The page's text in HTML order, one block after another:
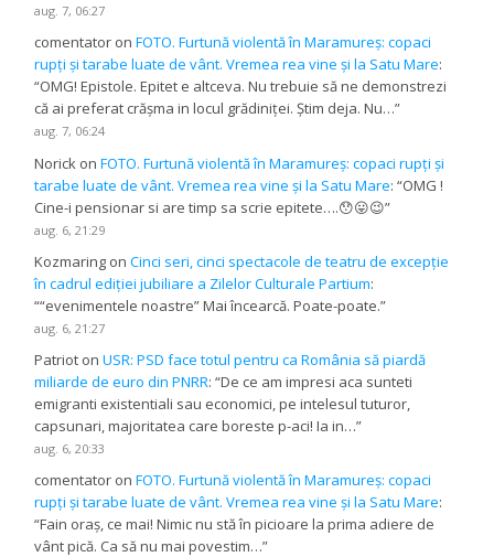
aug. 7, 06:27
comentator onFOTO. Furtună violentă în Maramureș: copaci
rupți și tarabe luate de vânt. Vremea rea vine și la Satu Mare:
“OMG! Epistole. Epitet e altceva. Nu trebuie să ne demonstrezi
că ai preferat crășma in locul grădiniței. Știm deja. Nu…”
aug. 7, 06:24
Norick onFOTO. Furtună violentă în Maramureș: copaci rupți și
tarabe luate de vânt. Vremea rea vine și la Satu Mare: “OMG !
Cine-i pensionar si are timp sa scrie epitete….😯😛😉”
aug. 6, 21:29
Kozmaring onCinci seri, cinci spectacole de teatru de excepție
în cadrul ediției jubiliare a Zilelor Culturale Partium:
““evenimentele noastre” Mai încearcă. Poate-poate.”
aug. 6, 21:27
Patriot onUSR: PSD face totul pentru ca România să piardă
miliarde de euro din PNRR: “De ce am impresi aca sunteti
emigranti existentiali sau economici, pe intelesul tuturor,
capsunari, majoritatea care boreste p-aci! Ia in…”
aug. 6, 20:33
comentator onFOTO. Furtună violentă în Maramureș: copaci
rupți și tarabe luate de vânt. Vremea rea vine și la Satu Mare:
“Fain oraș, ce mai! Nimic nu stă în picioare la prima adiere de
vânt pică. Ca să nu mai povestim…”